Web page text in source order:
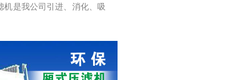
是我公司引进、消化、吸
料脱水时所出现的跑料问
问题。